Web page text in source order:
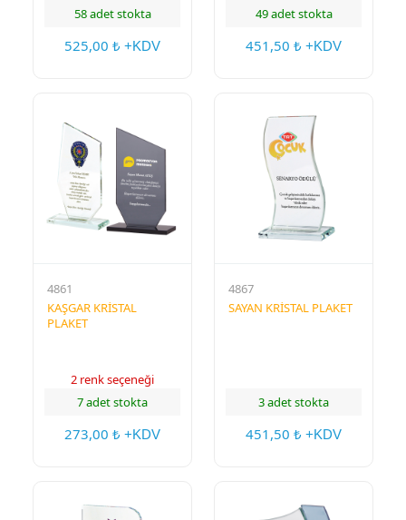
58 adet stokta
525,00 ₺ +KDV
49 adet stokta
451,50 ₺ +KDV
4861
KAŞGAR KRİSTAL
PLAKET
2 renk seçeneği
7 adet stokta
273,00 ₺ +KDV
4867
SAYAN KRİSTAL PLAKET
3 adet stokta
451,50 ₺ +KDV